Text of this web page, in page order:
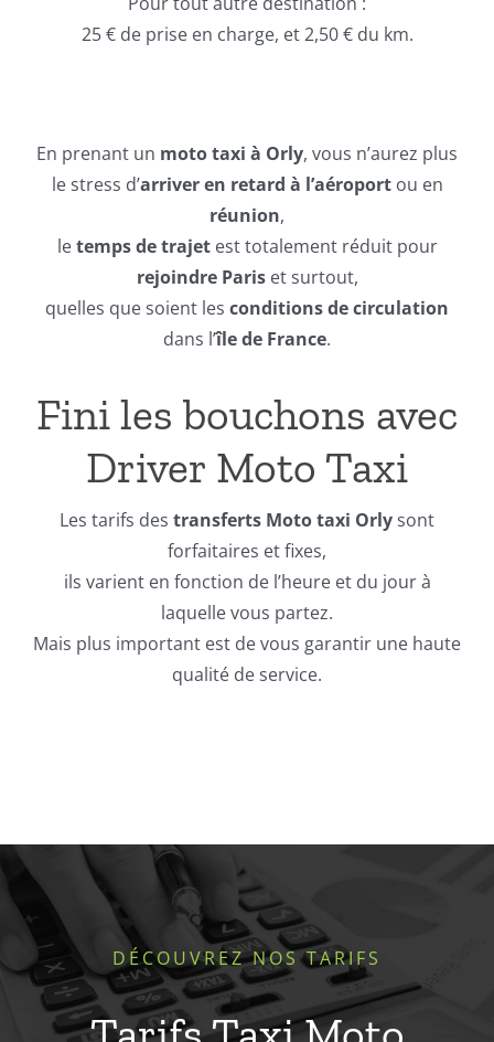
25 € de prise en charge, et 2,50 € du km.
En prenant un moto taxi à Orly, vous n’aurez plus
le stress d’arriver en retard à l’aéroportou en
réunion,
letemps de trajetest totalement réduit pour
rejoindre Pariset surtout,
quelles que soient les conditions de circulation
dans l’île de France.
Fini les bouchons avec
Driver Moto Taxi
Les tarifs des transferts Moto taxi Orlysont
forfaitaires et fixes,
ils varient en fonction de l’heure et du jour à
laquelle vous partez.
Mais plus important est de vous garantir une haute
qualité de service.
DÉCOUVREZ NOS TARIFS